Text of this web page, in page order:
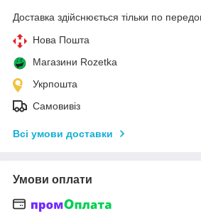
Доставка здійснюється тільки по
Нова Пошта
Магазини Rozetka
Укрпошта
Самовивіз
Всі умови доставки
Умови оплати